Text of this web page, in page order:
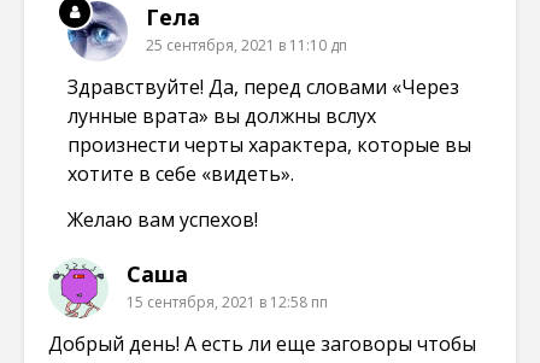
Гела
25 сентября, 2021 в 11:10 дп
Здравствуйте! Да, перед словами «Через
лунные врата» вы должны вслух
произнести черты характера, которые вы
хотите в себе «видеть».
Желаю вам успехов!
Саша
15 сентября, 2021 в 12:58 пп
Добрый день! А есть ли еще заговоры чтобы